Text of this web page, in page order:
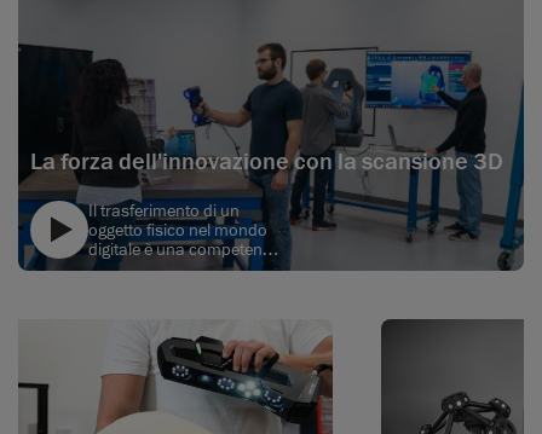
La forza dell'innovazione con la scansione 3D
Il trasferimento di un
oggetto fisico nel mondo
digitale è una competenza
importante per gli studenti
essenziale per gli studenti
di ingegneriada utilizzare
una volta entrati nel
settore a livello lavorativo.